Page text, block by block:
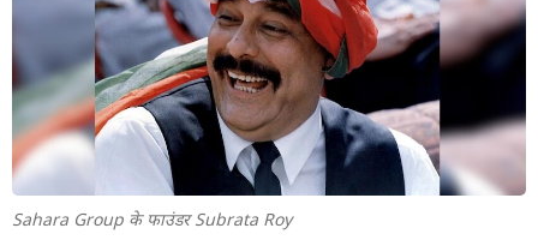
Sahara Group के फाउंडर Subrata Roy